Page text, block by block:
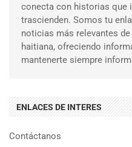
conecta con historias que
trascienden. Somos tu
noticias más relevantes
haitiana, ofreciendo
mantenerte siempre
ENLACES DE INTERES
Contáctanos